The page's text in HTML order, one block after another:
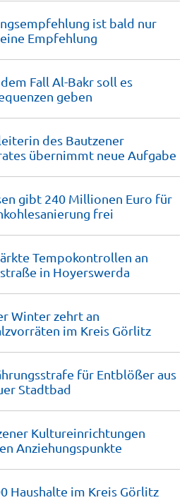
ist bald nur
Empfehlung
Fall Al-Bakr soll es
geben
des Bautzener
übernimmt neue Aufgabe
gibt 240 Millionen Euro für
frei
Tempokontrollen an
in Hoyerswerda
Winter zehrt an
im Kreis Görlitz
für Entblößer aus
Stadtbad
Kulturein­richtungen
Anziehungspunkte
Haushalte im Kreis Görlitz